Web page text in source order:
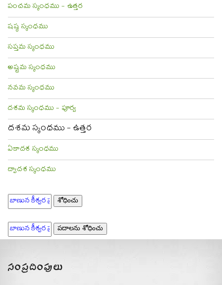
పంచమ స్కంధము - ఉత్తర
షష్ఠ స్కంధము
సప్తమ స్కంధము
అష్టమ స్కంధము
నవమ స్కంధము
దశమ స్కంధము - పూర్వ
దశమ స్కంధము - ఉత్తర
ఏకాదశ స్కంధము
ద్వాదశ స్కంధము
సంప్రదింపులు